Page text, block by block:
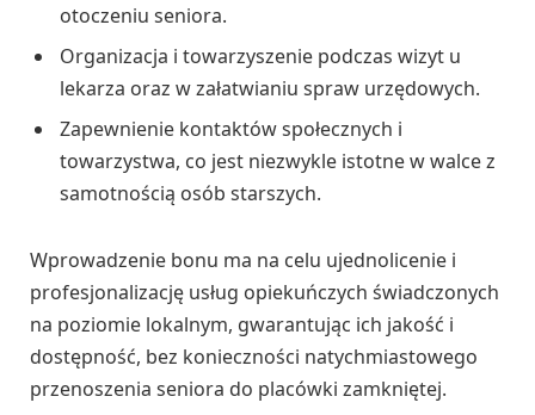
otoczeniu seniora.
Organizacja i towarzyszenie podczas wizyt u
lekarza oraz w załatwianiu spraw urzędowych.
Zapewnienie kontaktów społecznych i
towarzystwa, co jest niezwykle istotne w walce z
samotnością osób starszych.
Wprowadzenie bonu ma na celu ujednolicenie i
profesjonalizację usług opiekuńczych świadczonych
na poziomie lokalnym, gwarantując ich jakość i
dostępność, bez konieczności natychmiastowego
przenoszenia seniora do placówki zamkniętej.